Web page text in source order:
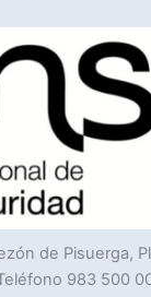
de Pisuerga,
983 500